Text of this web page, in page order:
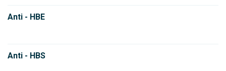
Anti - HBE
Anti - HBS